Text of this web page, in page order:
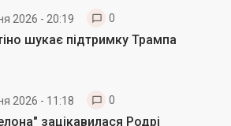
2026 - 20:19 0
шукає підтримку Трампа
2026 - 11:18 0
зацікавилася Родрі